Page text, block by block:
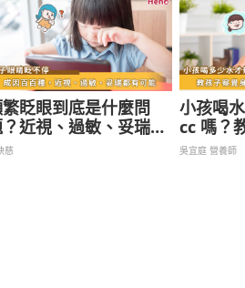
眨眼到底是什麼問
近視、過敏、妥瑞都
慮！
慈
小孩喝
cc 嗎？
體警訊自
吳宜庭 營養師